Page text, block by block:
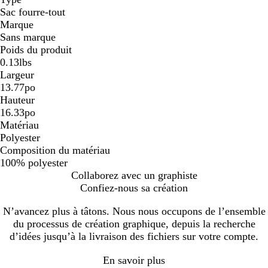
Sac fourre-tout
Marque
Sans marque
Poids du produit
0.13lbs
Largeur
13.77po
Hauteur
16.33po
Matériau
Polyester
Composition du matériau
100% polyester
Collaborez avec un graphiste
Confiez-nous sa création
N’avancez plus à tâtons. Nous nous occupons de l’ensemble
du processus de création graphique, depuis la recherche
d’idées jusqu’à la livraison des fichiers sur votre compte.
En savoir plus